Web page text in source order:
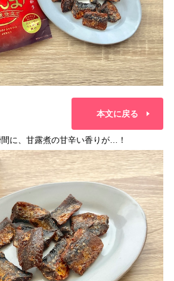
本文に戻る
に、甘露煮の甘辛い香りが…！